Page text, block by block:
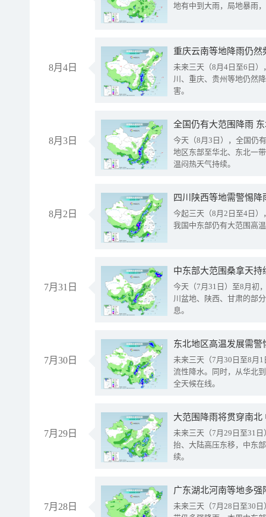
地有中到大雨，局地暴雨
8月4日
重庆云南等地降雨仍然
未来三天（8月4日至6日
川、重庆、贵州等地仍然
害。
8月3日
全国仍有大范围降雨
今天（8月3日），全国仍
地区东部至华北、东北一
温闷热天气持续。
8月2日
今起三天（8月2日至4日
我国中东部仍有大范围高
7月31日
中东部大范围桑拿天
今天（7月31日）至8月初
川盆地、陕西、甘肃的部
息。
7月30日
东北地区高温发展需
未来三天（7月30日至8月
流性降水。同时，从华北
全天候在线。
7月29日
大范围降雨将贯穿南
未来三天（7月29日至31
抬、大陆高压东移，中东
续。
7月28日
广东湖北河南等地多
未来三天（7月28日至30